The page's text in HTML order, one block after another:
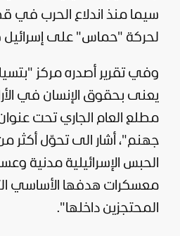
سيما منذ اندلاع الحرب في
لحركة "حماس" على إسرائيل في 7
وفي تقرير أصدره مركز
يعنى بحقوق الإنسان في
مطلع العام الجاري تحت
الحبس الإسرائيلية مدنية
معسكرات هدفها الأساسي
المحتجزين داخلها".